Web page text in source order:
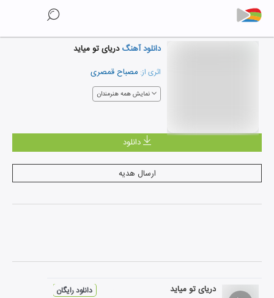
دانلود آهنگدریای تو میاید
اثری از: مصباح قمصری
نمایش همه هنرمندان
دانلود
ارسال هدیه
دریای تو میاید دانلود رایگان